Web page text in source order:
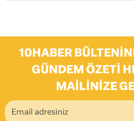
10HABER
GÜNDEM ÖZETI
MAILINIZE